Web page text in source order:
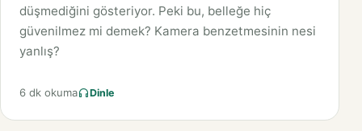
düşmediğini gösteriyor. Peki bu, belleğe hiç
güvenilmez mi demek? Kamera benzetmesinin nesi
yanlış?
6 dk okuma Dinle